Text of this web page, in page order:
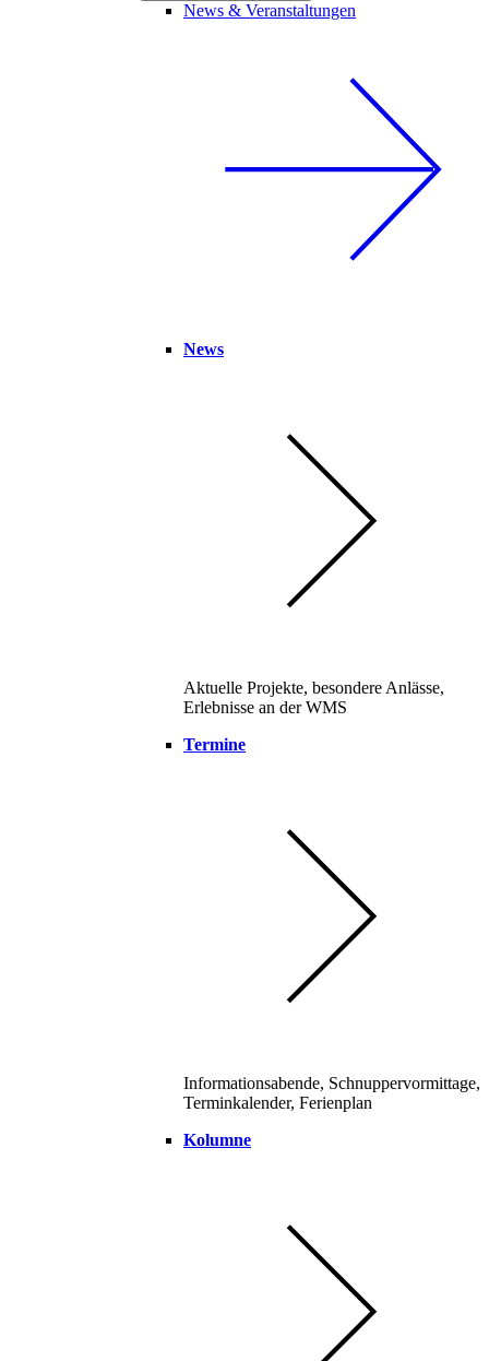
News & Veranstaltungen
News
Aktuelle Projekte, besondere Anlässe,
Erlebnisse an der WMS
Termine
Informationsabende, Schnuppervormittage,
Terminkalender, Ferienplan
Kolumne